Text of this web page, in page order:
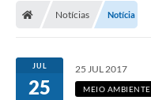
Notícias Notícia
JUL
25
25 JUL 2017
MEIO AMBIENTE